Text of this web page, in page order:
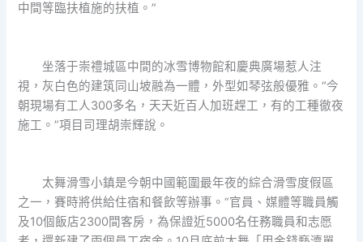
中間等臨扶植施的扶植。”
坐落于崇禮城區中間的冰雪博物館和慶典廣場惹人注
視，灰白色的建筑同山坡融為一體，外型如琴弦般優雅。“今
朝現場有工人300多名，天天近百人加班趕工，有的工種徹夜
施工。”項目司理胡崇輝說。
太舞滑雪小鎮是今朝中國範圍最年夜的綜合滑雪度假區
之一，賽時將供給住宿和餐飲等辦事。“官員、媒體等職員觸
及10個飯店2300間客房，為保證近5000名任務職員和志愿